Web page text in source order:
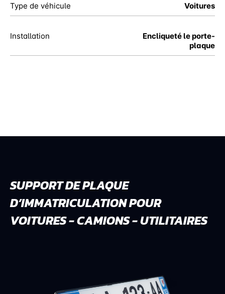
Type de véhicule Voitures
Installation
Encliqueté le porte-
plaque
SUPPORT DE PLAQUE
D’IMMATRICULATION POUR
VOITURES - CAMIONS - UTILITAIRES